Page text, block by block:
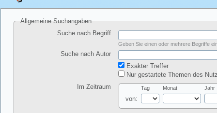
Allgemeine Suchangaben
Suche nach Begriff
Geben Sie einen oder mehrere Begriffe
Suche nach Autor
Exakter Treffer
Nur gestartete Themen des
Im Zeitraum
von:
Tag Monat Jahr